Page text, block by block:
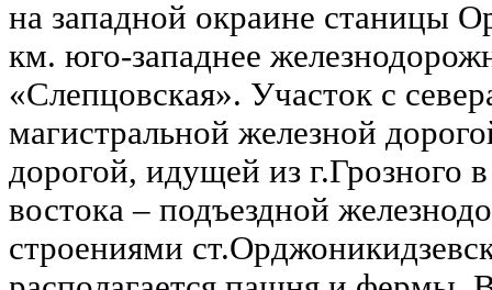
на западной окраине станицы
км. юго-западнее
«Слепцовская». Участок с
магистральной железной
дорогой, идущей из г.Грозного
востока – подъездной
строениями